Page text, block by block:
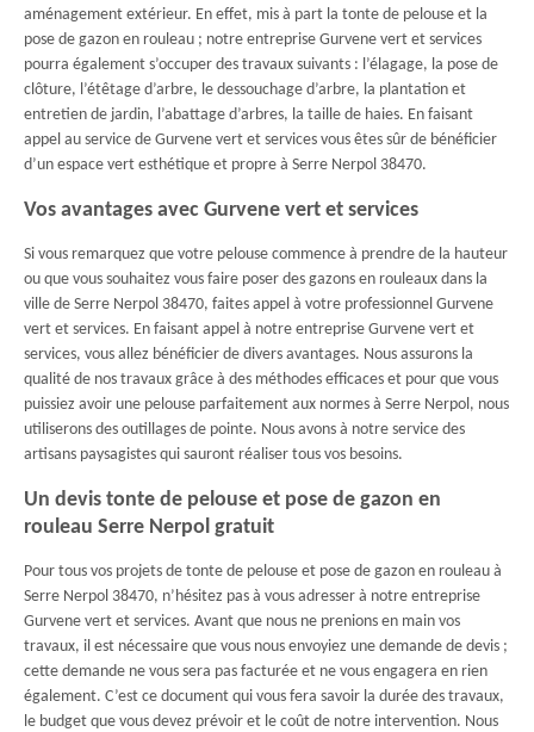
aménagement extérieur. En effet, mis à part la tonte de pelouse et la
pose de gazon en rouleau ; notre entreprise Gurvene vert et services
pourra également s’occuper des travaux suivants : l’élagage, la pose de
clôture, l’étêtage d’arbre, le dessouchage d’arbre, la plantation et
entretien de jardin, l’abattage d’arbres, la taille de haies. En faisant
appel au service de Gurvene vert et services vous êtes sûr de bénéficier
d’un espace vert esthétique et propre à Serre Nerpol 38470.
Vos avantages avec Gurvene vert et services
Si vous remarquez que votre pelouse commence à prendre de la hauteur
ou que vous souhaitez vous faire poser des gazons en rouleaux dans la
ville de Serre Nerpol 38470, faites appel à votre professionnel Gurvene
vert et services. En faisant appel à notre entreprise Gurvene vert et
services, vous allez bénéficier de divers avantages. Nous assurons la
qualité de nos travaux grâce à des méthodes efficaces et pour que vous
puissiez avoir une pelouse parfaitement aux normes à Serre Nerpol, nous
utiliserons des outillages de pointe. Nous avons à notre service des
artisans paysagistes qui sauront réaliser tous vos besoins.
Un devis tonte de pelouse et pose de gazon en
rouleau Serre Nerpol gratuit
Pour tous vos projets de tonte de pelouse et pose de gazon en rouleau à
Serre Nerpol 38470, n’hésitez pas à vous adresser à notre entreprise
Gurvene vert et services. Avant que nous ne prenions en main vos
travaux, il est nécessaire que vous nous envoyiez une demande de devis ;
cette demande ne vous sera pas facturée et ne vous engagera en rien
également. C’est ce document qui vous fera savoir la durée des travaux,
le budget que vous devez prévoir et le coût de notre intervention. Nous